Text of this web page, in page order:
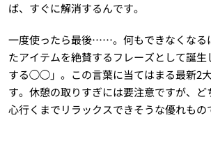
ば、すぐに解消するんです。
一度使ったら最後……。何もできなくなる
たアイテムを絶賛するフレーズとして誕
する◯◯」。この言葉に当てはまる最新2
す。休憩の取りすぎには要注意ですが、
心行くまでリラックスできそうな優れもの